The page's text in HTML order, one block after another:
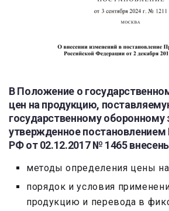
В Положение о
цен на продукцию,
государственному оборонному
утвержденное постановлением
РФ от 02.12.2017 № 1465
методы определения цены
порядок и условия
продукцию и перевода в